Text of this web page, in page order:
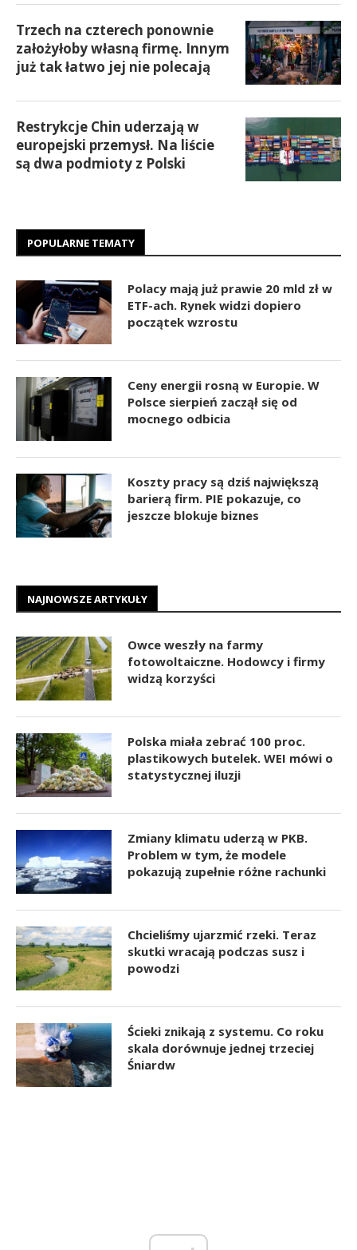
Trzech na czterech ponownie
założyłoby własną firmę. Innym
już tak łatwo jej nie polecają
Restrykcje Chin uderzają w
europejski przemysł. Na liście
są dwa podmioty z Polski
POPULARNE TEMATY
Polacy mają już prawie 20 mld zł w
ETF-ach. Rynek widzi dopiero
początek wzrostu
Ceny energii rosną w Europie. W
Polsce sierpień zaczął się od
mocnego odbicia
Koszty pracy są dziś największą
barierą firm. PIE pokazuje, co
jeszcze blokuje biznes
NAJNOWSZE ARTYKUŁY
Owce weszły na farmy
fotowoltaiczne. Hodowcy i firmy
widzą korzyści
Polska miała zebrać 100 proc.
plastikowych butelek. WEI mówi o
statystycznej iluzji
Zmiany klimatu uderzą w PKB.
Problem w tym, że modele
pokazują zupełnie różne rachunki
Chcieliśmy ujarzmić rzeki. Teraz
skutki wracają podczas susz i
powodzi
Ścieki znikają z systemu. Co roku
skala dorównuje jednej trzeciej
Śniardw